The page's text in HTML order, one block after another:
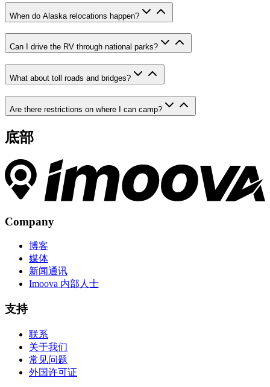
When do Alaska relocations happen?
Can I drive the RV through national parks?
What about toll roads and bridges?
Are there restrictions on where I can camp?
底部
Company
博客
媒体
新闻通讯
Imoova 内部人士
支持
联系
关于我们
常见问题
外国许可证